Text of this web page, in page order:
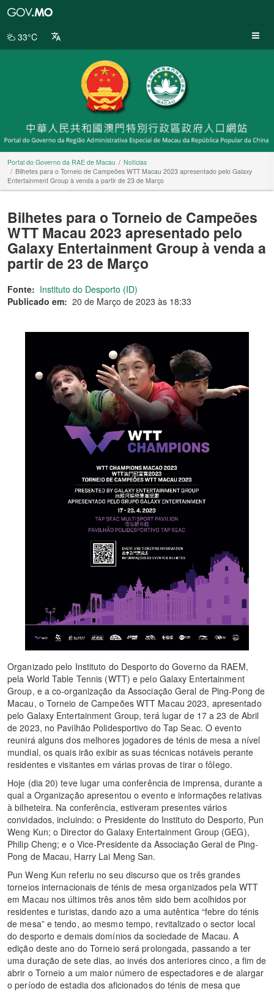
da
33°C
Portal do Governo da RAE de Macau
Notícias
Bilhetes para o Torneio de Campeões WTT Macau 2023 apresentado pelo Galaxy
Entertainment Group à venda a partir de 23 de Março
Bilhetes para o Torneio de Campeões
WTT Macau 2023 apresentado pelo
Galaxy Entertainment Group à venda a
partir de 23 de Março
Fonte: Instituto do Desporto (ID)
Publicado em: 20 de Março de 2023 às 18:33
Organizado pelo Instituto do Desporto do Governo da RAEM,
pela World Table Tennis (WTT) e pelo Galaxy Entertainment
Group, e a co-organização da Associação Geral de Ping-Pong de
Macau, o Torneio de Campeões WTT Macau 2023, apresentado
pelo Galaxy Entertainment Group, terá lugar de 17 a 23 de Abril
de 2023, no Pavilhão Polidesportivo do Tap Seac. O evento
reunirá alguns dos melhores jogadores de ténis de mesa a nível
mundial, os quais irão exibir as suas técnicas notáveis perante
residentes e visitantes em várias provas de tirar o fôlego.
Hoje (dia 20) teve lugar uma conferência de imprensa, durante a
qual a Organização apresentou o evento e informações relativas
à bilheteira. Na conferência, estiveram presentes vários
convidados, incluindo: o Presidente do Instituto do Desporto, Pun
Weng Kun; o Director do Galaxy Entertainment Group (GEG),
Philip Cheng; e o Vice-Presidente da Associação Geral de Ping-
Pong de Macau, Harry Lai Meng San.
Pun Weng Kun referiu no seu discurso que os três grandes
torneios internacionais de ténis de mesa organizados pela WTT
em Macau nos últimos três anos têm sido bem acolhidos por
residentes e turistas, dando azo a uma autêntica “febre do ténis
de mesa” e tendo, ao mesmo tempo, revitalizado o sector local
do desporto e demais domínios da sociedade de Macau. A
edição deste ano do Torneio será prolongada, passando a ter
uma duração de sete dias, ao invés dos anteriores cinco, a fim de
abrir o Torneio a um maior número de espectadores e de alargar
o período de estadia dos aficionados do ténis de mesa que